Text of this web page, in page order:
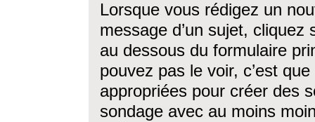
Lorsque vous rédigez un
message d’un sujet, cliquez
au dessous du formulaire
pouvez pas le voir, c’est
appropriées pour créer des
sondage avec au moins